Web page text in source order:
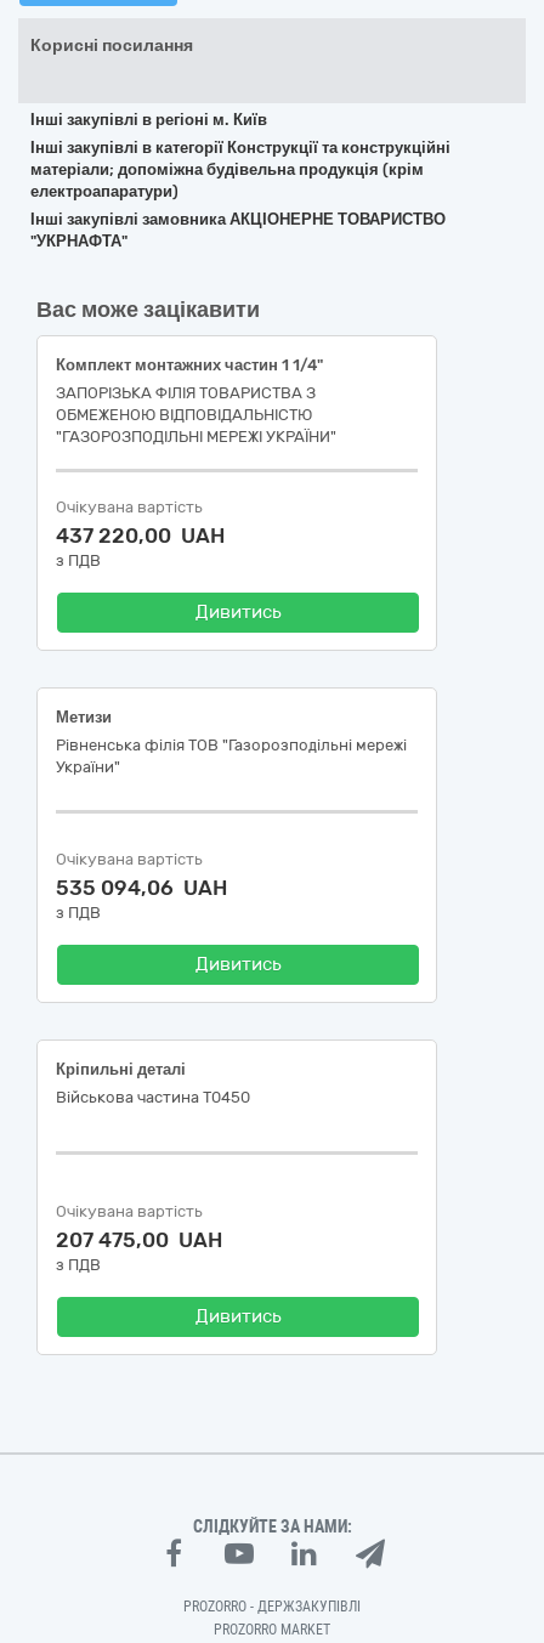
Корисні посилання
Інші закупівлі в регіоні м. Київ
Інші закупівлі в категорії Конструкції та конструкційні
матеріали; допоміжна будівельна продукція (крім
електроапаратури)
Інші закупівлі замовника АКЦІОНЕРНЕ ТОВАРИСТВО
"УКРНАФТА"
Вас може зацікавити
Комплект монтажних частин 1 1/4"
ЗАПОРІЗЬКА ФІЛІЯ ТОВАРИСТВА З
ОБМЕЖЕНОЮ ВІДПОВІДАЛЬНІСТЮ
"ГАЗОРОЗПОДІЛЬНІ МЕРЕЖІ УКРАЇНИ"
Очікувана вартість
437 220,00 UAH
з ПДВ
Дивитись
Метизи
Рівненська філія ТОВ "Газорозподільні мережі
України"
Очікувана вартість
535 094,06 UAH
з ПДВ
Дивитись
Кріпильні деталі
Військова частина Т0450
Очікувана вартість
207 475,00 UAH
з ПДВ
Дивитись
СЛІДКУЙТЕ ЗА НАМИ:
PROZORRO - ДЕРЖЗАКУПІВЛІ
PROZORRO MARKET